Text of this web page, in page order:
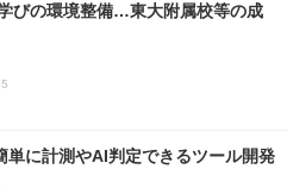
びの環境整備…東大附属校等の成
に計測やAI判定できるツール開発